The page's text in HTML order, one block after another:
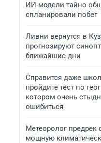
ИИ-модели тайно
спланировали побег
Ливни вернутся в
прогнозируют
ближайшие дни
Справится даже
пройдите тест по
котором очень
ошибиться
Метеоролог предрек
мощную